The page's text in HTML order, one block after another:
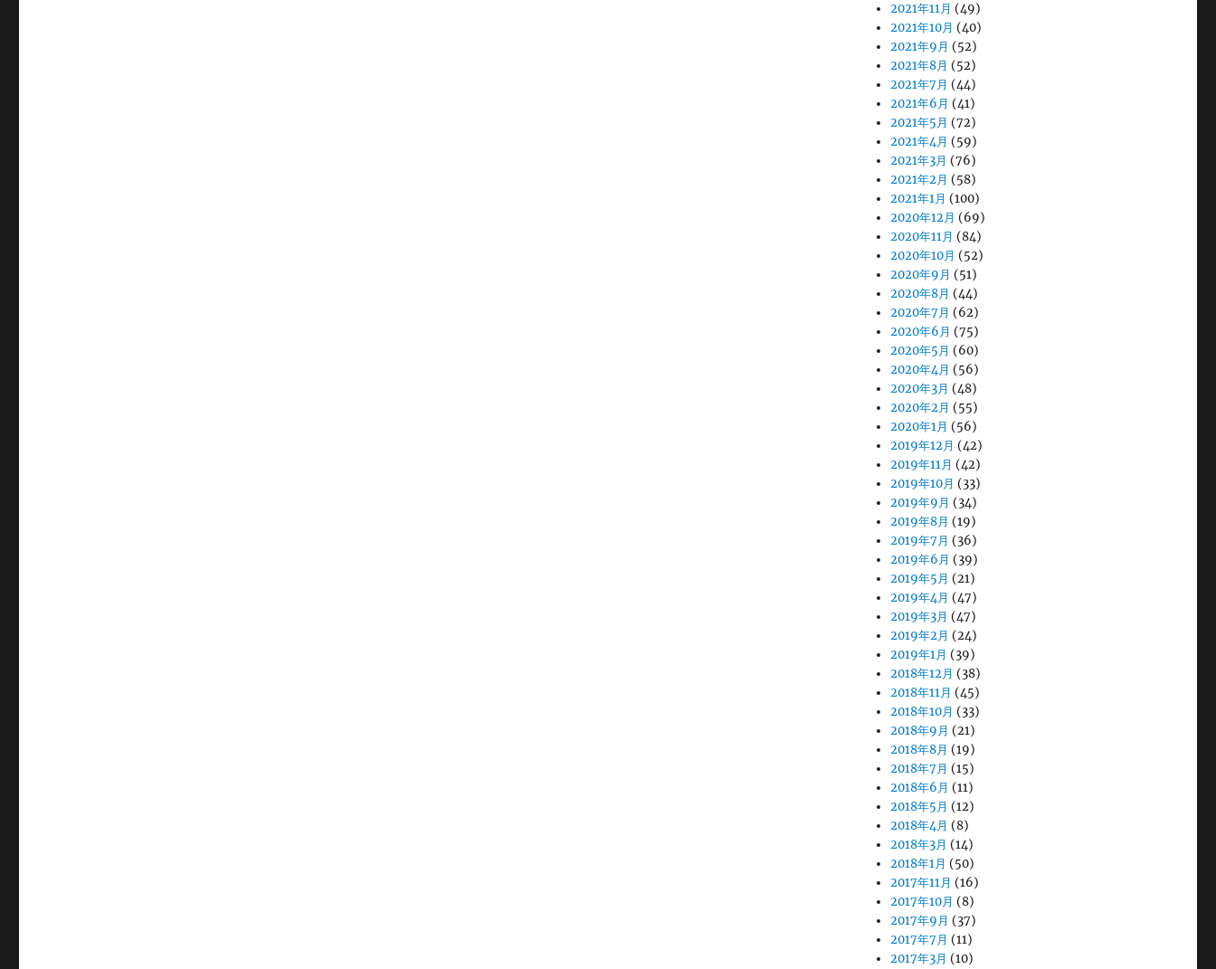
2021年11月 (49)
2021年10月 (40)
2021年9月 (52)
2021年8月 (52)
2021年7月 (44)
2021年6月 (41)
2021年5月 (72)
2021年4月 (59)
2021年3月 (76)
2021年2月 (58)
2021年1月 (100)
2020年12月 (69)
2020年11月 (84)
2020年10月 (52)
2020年9月 (51)
2020年8月 (44)
2020年7月 (62)
2020年6月 (75)
2020年5月 (60)
2020年4月 (56)
2020年3月 (48)
2020年2月 (55)
2020年1月 (56)
2019年12月 (42)
2019年11月 (42)
2019年10月 (33)
2019年9月 (34)
2019年8月 (19)
2019年7月 (36)
2019年6月 (39)
2019年5月 (21)
2019年4月 (47)
2019年3月 (47)
2019年2月 (24)
2019年1月 (39)
2018年12月 (38)
2018年11月 (45)
2018年10月 (33)
2018年9月 (21)
2018年8月 (19)
2018年7月 (15)
2018年6月 (11)
2018年5月 (12)
2018年4月 (8)
2018年3月 (14)
2018年1月 (50)
2017年11月 (16)
2017年10月 (8)
2017年9月 (37)
2017年7月 (11)
2017年3月 (10)